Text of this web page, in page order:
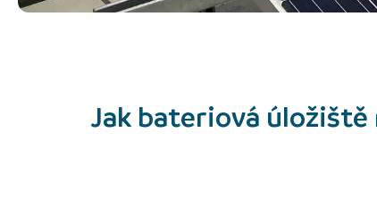
Jak bateriová